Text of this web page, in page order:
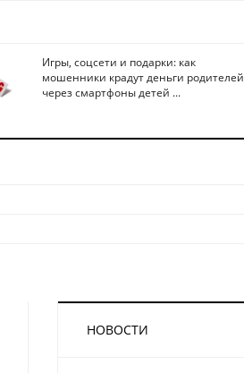
Игры, соцсети и подарки: как
мошенники крадут деньги родителей
через смартфоны детей ...
НОВОСТИ